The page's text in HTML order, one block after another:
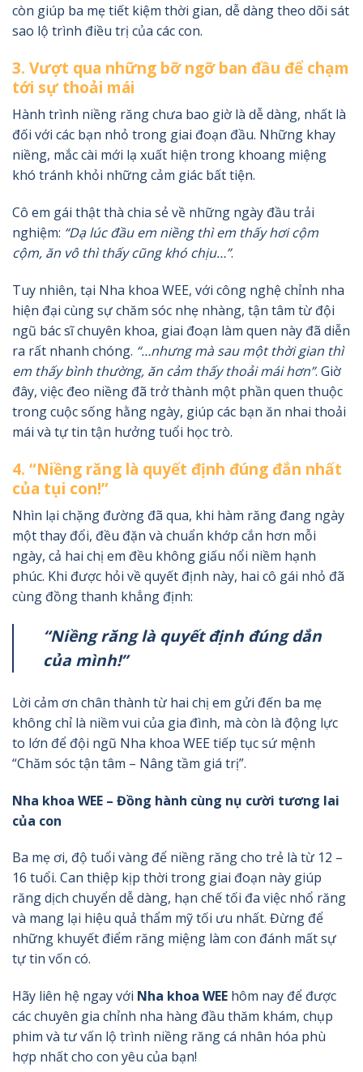
còn giúp ba mẹ tiết kiệm thời gian, dễ dàng theo dõi sát
sao lộ trình điều trị của các con.
3. Vượt qua những bỡ ngỡ ban đầu để chạm
tới sự thoải mái
Hành trình niềng răng chưa bao giờ là dễ dàng, nhất là
đối với các bạn nhỏ trong giai đoạn đầu. Những khay
niềng, mắc cài mới lạ xuất hiện trong khoang miệng
khó tránh khỏi những cảm giác bất tiện.
Cô em gái thật thà chia sẻ về những ngày đầu trải
nghiệm: “Dạ lúc đầu em niềng thì em thấy hơi cộm
cộm, ăn vô thì thấy cũng khó chịu…”.
Tuy nhiên, tại Nha khoa WEE, với công nghệ chỉnh nha
hiện đại cùng sự chăm sóc nhẹ nhàng, tận tâm từ đội
ngũ bác sĩ chuyên khoa, giai đoạn làm quen này đã diễn
ra rất nhanh chóng. “…nhưng mà sau một thời gian thì
em thấy bình thường, ăn cảm thấy thoải mái hơn”. Giờ
đây, việc đeo niềng đã trở thành một phần quen thuộc
trong cuộc sống hằng ngày, giúp các bạn ăn nhai thoải
mái và tự tin tận hưởng tuổi học trò.
4. “Niềng răng là quyết định đúng đắn nhất
của tụi con!”
Nhìn lại chặng đường đã qua, khi hàm răng đang ngày
một thay đổi, đều đặn và chuẩn khớp cắn hơn mỗi
ngày, cả hai chị em đều không giấu nổi niềm hạnh
phúc. Khi được hỏi về quyết định này, hai cô gái nhỏ đã
cùng đồng thanh khẳng định:
“Niềng răng là quyết định đúng dắn
của mình!”
Lời cảm ơn chân thành từ hai chị em gửi đến ba mẹ
không chỉ là niềm vui của gia đình, mà còn là động lực
to lớn để đội ngũ Nha khoa WEE tiếp tục sứ mệnh
“Chăm sóc tận tâm – Nâng tầm giá trị”.
Nha khoa WEE – Đồng hành cùng nụ cười tương lai
của con
Ba mẹ ơi, độ tuổi vàng để niềng răng cho trẻ là từ 12 –
16 tuổi. Can thiệp kịp thời trong giai đoạn này giúp
răng dịch chuyển dễ dàng, hạn chế tối đa việc nhổ răng
và mang lại hiệu quả thẩm mỹ tối ưu nhất. Đừng để
những khuyết điểm răng miệng làm con đánh mất sự
tự tin vốn có.
Hãy liên hệ ngay với Nha khoa WEE hôm nay để được
các chuyên gia chỉnh nha hàng đầu thăm khám, chụp
phim và tư vấn lộ trình niềng răng cá nhân hóa phù
hợp nhất cho con yêu của bạn!